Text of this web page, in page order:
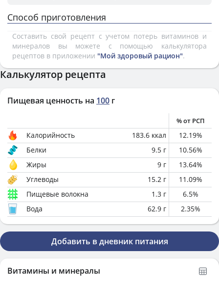
Способ приготовления
Составить свой рецепт с учетом потерь витаминов и
минералов вы можете с помощью калькулятора
рецептов в приложении "Мой здоровый рацион".
Калькулятор рецепта
Пищевая ценность на 100 г
% от РСП
Калорийность 183.6 ккал 12.19%
Белки
9.5 г 10.56%
Жиры
9 г 13.64%
Углеводы
15.2 г 11.09%
Пищевые волокна
1.3 г 6.5%
Вода
62.9 г 2.35%
Добавить в дневник питания
Витамины и минералы